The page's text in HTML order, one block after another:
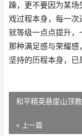
躁，更不要因为某
戏过程本身，每一
就等级一点点提升，
那种满足感与荣耀
坚持的历程本身，已
和平精英悬崖山顶
« 上一篇